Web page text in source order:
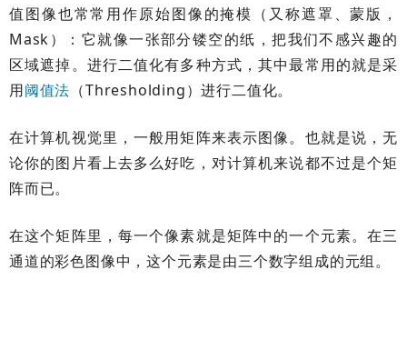
值图像也常常用作原始图像的掩模（又称遮罩、蒙版，
Mask）：它就像一张部分镂空的纸，把我们不感兴趣的
区域遮掉。进行二值化有多种方式，其中最常用的就是采
用阈值法 （Thresholding）进行二值化。
在计算机视觉里，一般用矩阵来表示图像。也就是说，无
论你的图片看上去多么好吃，对计算机来说都不过是个矩
阵而已。
在这个矩阵里，每一个像素就是矩阵中的一个元素。在三
通道的彩色图像中，这个元素是由三个数字组成的元组。